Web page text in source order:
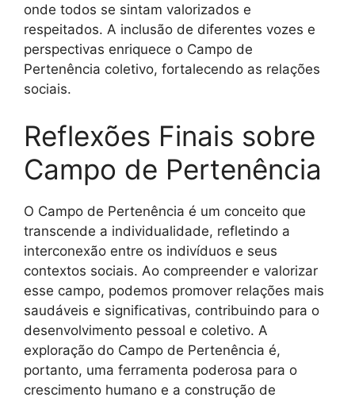
onde todos se sintam valorizados e
respeitados. A inclusão de diferentes vozes e
perspectivas enriquece o Campo de
Pertenência coletivo, fortalecendo as relações
sociais.
Reflexões Finais sobre
Campo de Pertenência
O Campo de Pertenência é um conceito que
transcende a individualidade, refletindo a
interconexão entre os indivíduos e seus
contextos sociais. Ao compreender e valorizar
esse campo, podemos promover relações mais
saudáveis e significativas, contribuindo para o
desenvolvimento pessoal e coletivo. A
exploração do Campo de Pertenência é,
portanto, uma ferramenta poderosa para o
crescimento humano e a construção de